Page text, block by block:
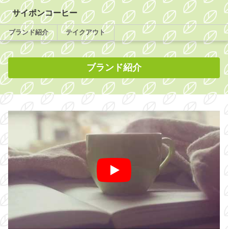
サイポンコーヒー
ブランド紹介 テイクアウト
ブランド紹介